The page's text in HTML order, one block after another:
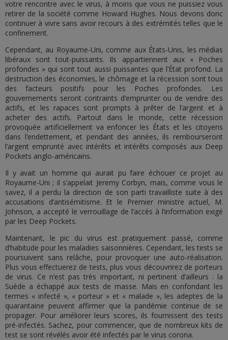
votre rencontre avec le virus, à moins que vous ne puissiez vous
retirer de la société comme Howard Hughes. Nous devons donc
continuer à vivre sans avoir recours à des extrémités telles que le
confinement.
Cependant, au Royaume-Uni, comme aux États-Unis, les médias
libéraux sont tout-puissants. Ils appartiennent aux « Poches
profondes » qui sont tout aussi puissantes que l’État profond. La
destruction des économies, le chômage et la récession sont tous
des facteurs positifs pour les Poches profondes. Les
gouvernements seront contraints d’emprunter ou de vendre des
actifs, et les rapaces sont prompts à prêter de l’argent et à
acheter des actifs. Partout dans le monde, cette récession
provoquée artificiellement va enfoncer les États et les citoyens
dans l’endettement, et pendant des années, ils rembourseront
l’argent emprunté avec intérêts et intérêts composés aux Deep
Pockets anglo-américains.
Il y avait un homme qui aurait pu faire échouer ce projet au
Royaume-Uni ; il s’appelait Jeremy Corbyn, mais, comme vous le
savez, il a perdu la direction de son parti travailliste suite à des
accusations d’antisémitisme. Et le Premier ministre actuel, M.
Johnson, a accepté le verrouillage de l’accès à l’information exigé
par les Deep Pockets.
Maintenant, le pic du virus est pratiquement passé, comme
d’habitude pour les maladies saisonnières. Cependant, les tests se
poursuivent sans relâche, pour provoquer une auto-réalisation.
Plus vous effectuerez de tests, plus vous découvrirez de porteurs
de virus. Ce n’est pas très important, ni pertinent d’ailleurs : la
Suède a échappé aux tests de masse. Mais en confondant les
termes « infecté », « porteur » et « malade », les adeptes de la
quarantaine peuvent affirmer que la pandémie continue de se
propager. Pour améliorer leurs scores, ils fournissent des tests
pré-infectés. Sachez, pour commencer, que de nombreux kits de
test se sont révélés avoir été infectés par le virus corona.